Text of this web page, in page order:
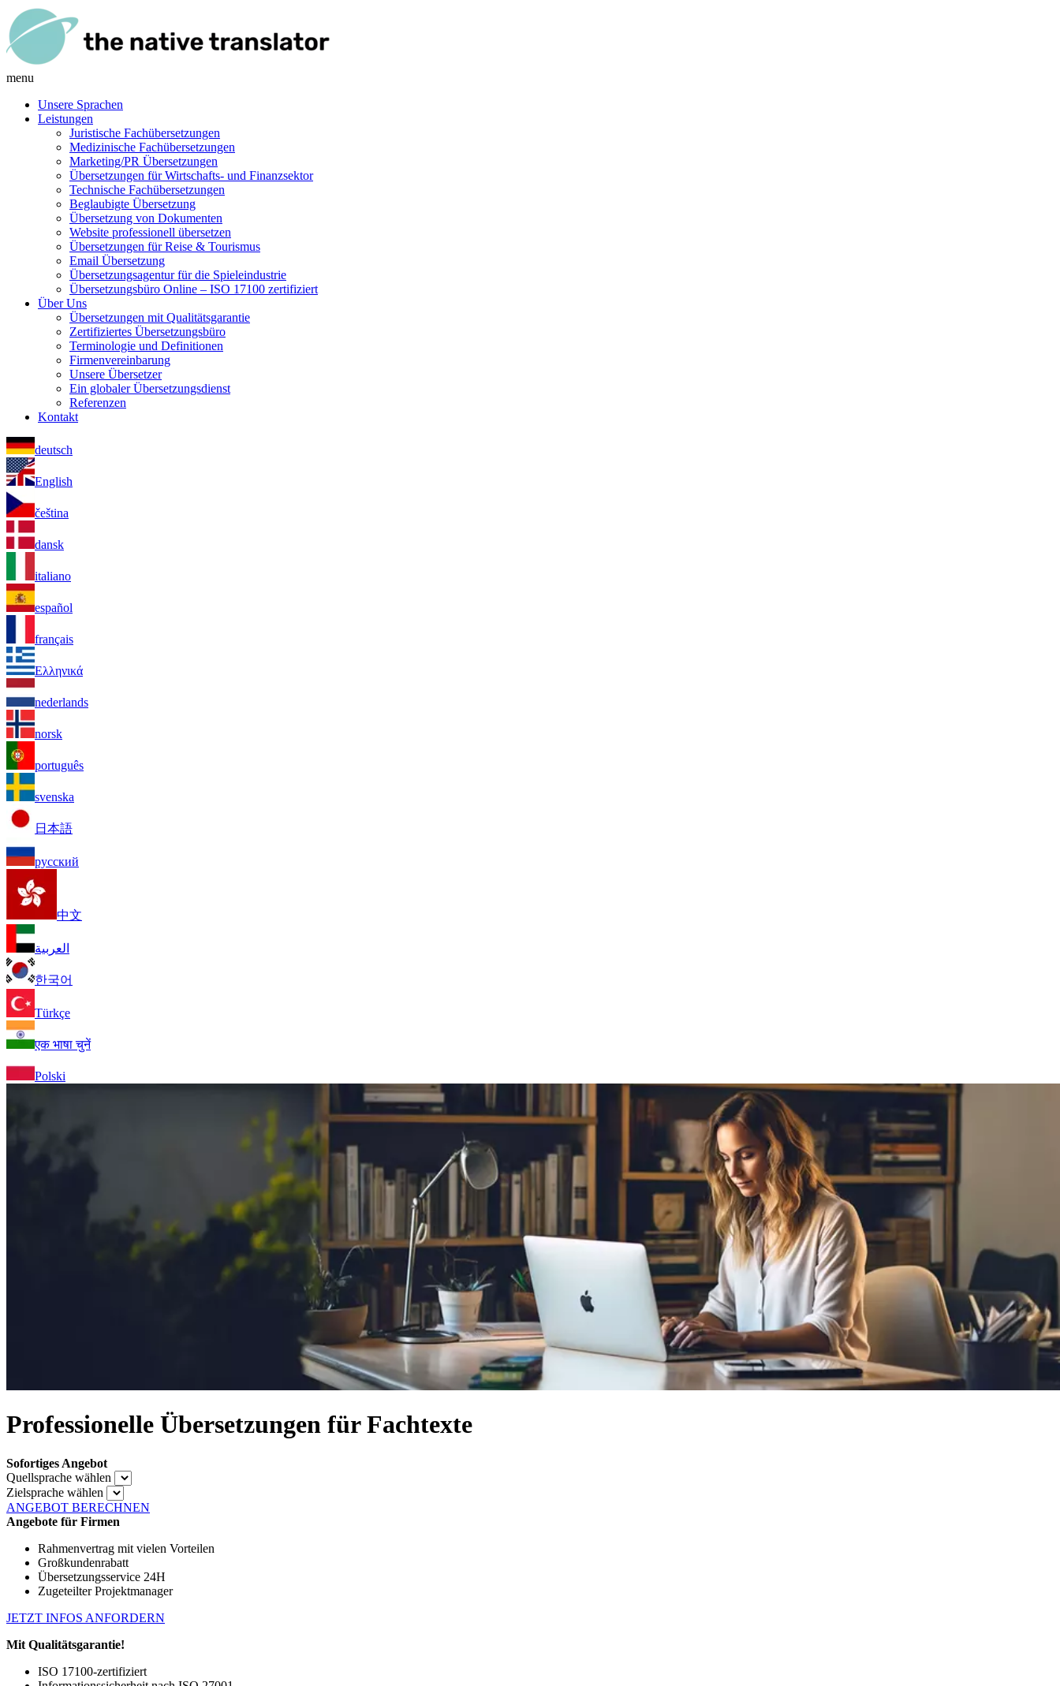
menu
Unsere Sprachen
Leistungen
Juristische Fachübersetzungen
Medizinische Fachübersetzungen
Marketing/PR Übersetzungen
Übersetzungen für Wirtschafts- und Finanzsektor
Technische Fachübersetzungen
Beglaubigte Übersetzung
Übersetzung von Dokumenten
Website professionell übersetzen
Übersetzungen für Reise & Tourismus
Email Übersetzung
Übersetzungsagentur für die Spieleindustrie
Übersetzungsbüro Online – ISO 17100 zertifiziert
Über Uns
Übersetzungen mit Qualitätsgarantie
Zertifiziertes Übersetzungsbüro
Terminologie und Definitionen
Firmenvereinbarung
Unsere Übersetzer
Ein globaler Übersetzungsdienst
Referenzen
Kontakt
deutsch
English
čeština
dansk
italiano
español
français
Ελληνικά
nederlands
norsk
português
svenska
日本語
русский
中文
العربية
한국어
Türkçe
एक भाषा चुनें
Polski
Professionelle Übersetzungen für Fachtexte
Sofortiges Angebot
Quellsprache wählen
Zielsprache wählen
ANGEBOT BERECHNEN
Angebote für Firmen
Rahmenvertrag mit vielen Vorteilen
Großkundenrabatt
Übersetzungsservice 24H
Zugeteilter Projektmanager
JETZT INFOS ANFORDERN
Mit Qualitätsgarantie!
ISO 17100-zertifiziert